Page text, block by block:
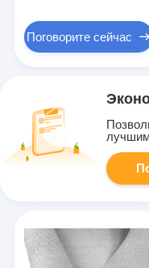
Поговорите сейчас